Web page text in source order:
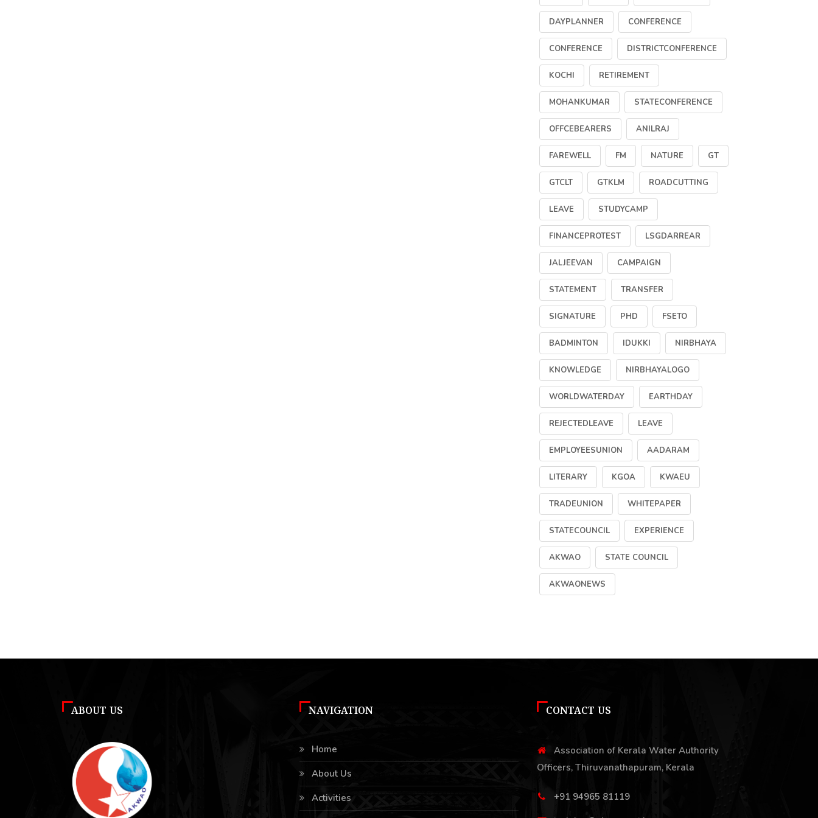
DAYPLANNER CONFERENCE
CONFERENCE DISTRICTCONFERENCE
KOCHI RETIREMENT
MOHANKUMAR STATECONFERENCE
OFFCEBEARERS ANILRAJ
FAREWELL FM NATURE GT
GTCLT GTKLM ROADCUTTING
LEAVE STUDYCAMP
FINANCEPROTEST LSGDARREAR
JALJEEVAN CAMPAIGN
STATEMENT TRANSFER
SIGNATURE PHD FSETO
BADMINTON IDUKKI NIRBHAYA
KNOWLEDGE NIRBHAYALOGO
WORLDWATERDAY EARTHDAY
REJECTEDLEAVE LEAVE
EMPLOYEESUNION AADARAM
LITERARY KGOA KWAEU
TRADEUNION WHITEPAPER
STATECOUNCIL EXPERIENCE
AKWAO STATE COUNCIL
AKWAONEWS
ABOUT US NAVIGATION
Home
About Us
Activities
CONTACT US
Association of Kerala Water Authority
Officers, Thiruvanathapuram, Kerala
+91 94965 81119